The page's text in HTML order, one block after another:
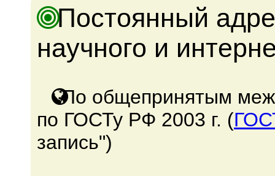
Постоянный
научного и
По общепринятым
по ГОСТу РФ 2003 г. (
запись")